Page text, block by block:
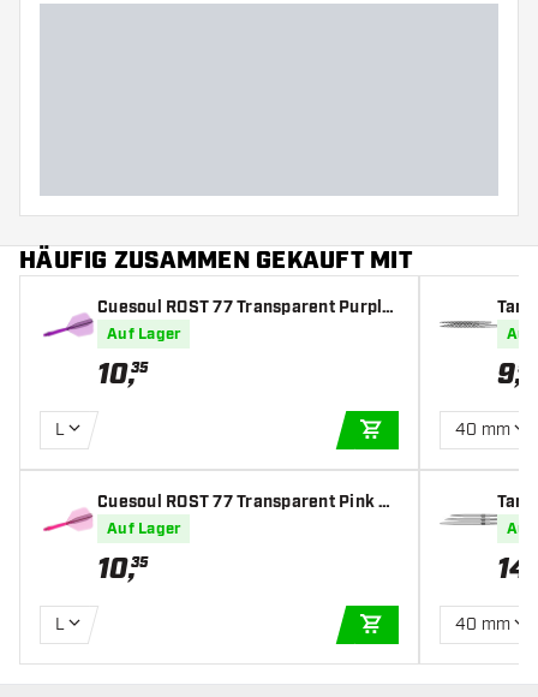
HÄUFIG ZUSAMMEN GEKAUFT MIT
Cuesoul ROST 77 Transparent Purple
Big Wing - Dart Flights
Auf Lager
10,35
L
IN DEN
Cuesoul ROST 77 Transparent Pink Bi
g Wing - Dart Flights
Auf Lager
10,35
L
IN DEN
Auf
9,99
40 mm
Auf
14
40 mm